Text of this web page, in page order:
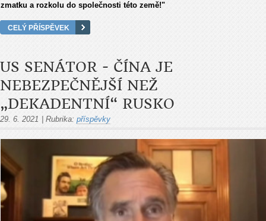
zmatku a rozkolu do společnosti této země!"
CELÝ PŘÍSPĚVEK
US SENÁTOR - ČÍNA JE
NEBEZPEČNĚJŠÍ NEŽ
„DEKADENTNÍ“ RUSKO
29. 6. 2021 Rubrika: příspěvky